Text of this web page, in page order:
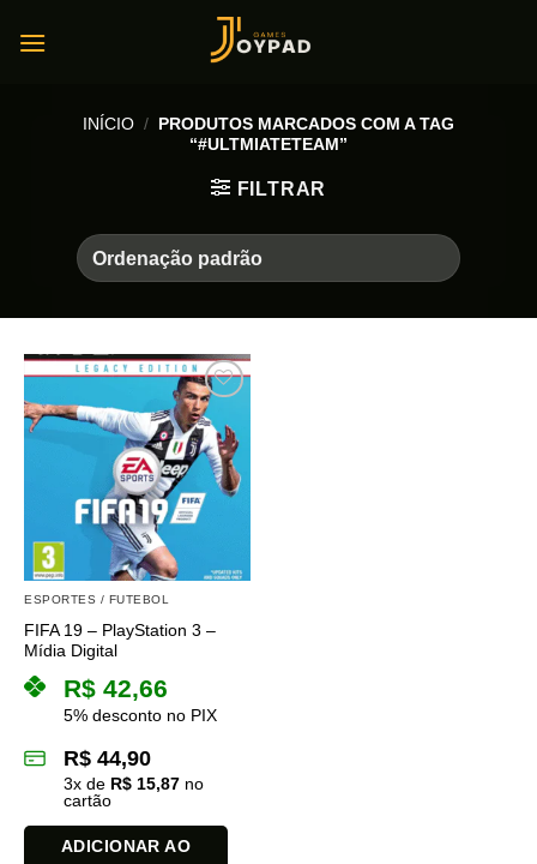
INÍCIO / PRODUTOS MARCADOS COM A TAG
“#ULTMIATETEAM”
FILTRAR
ESPORTES / FUTEBOL
FIFA 19 – PlayStation 3 –
Mídia Digital
R$ 42,66
5% desconto no PIX
R$ 44,90
3x de R$ 15,87 no
cartão
ADICIONAR AO